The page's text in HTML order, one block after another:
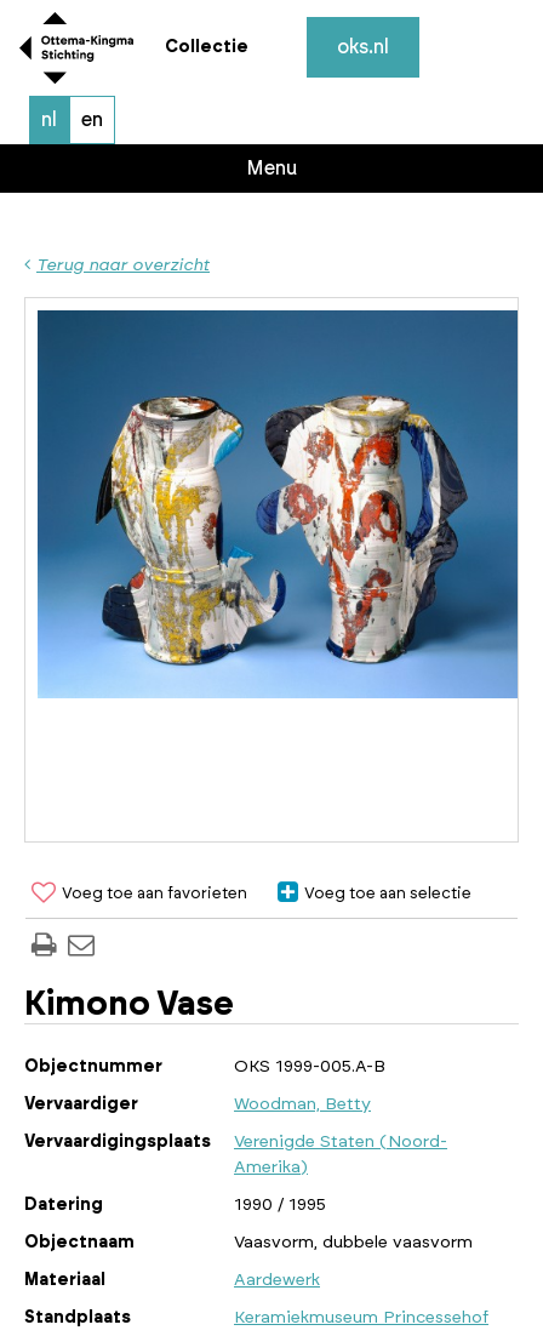
Collectie oks.nl
nl en
Menu
Terug naar overzicht
Voeg toe aan favorieten Voeg toe aan selectie
Kimono Vase
Objectnummer OKS 1999-005.A-B
Vervaardiger Woodman, Betty
Vervaardigingsplaats
Verenigde Staten (Noord-
Amerika)
Datering 1990 / 1995
Objectnaam Vaasvorm, dubbele vaasvorm
Materiaal Aardewerk
Standplaats Keramiekmuseum Princessehof